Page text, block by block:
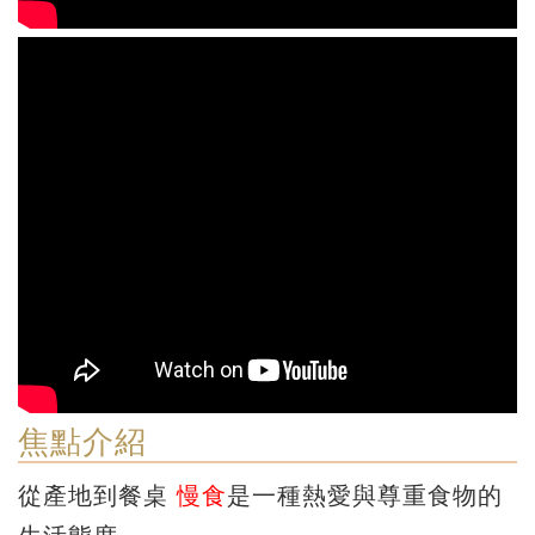
焦點介紹
從產地到餐桌慢食是一種熱愛與尊重食物的